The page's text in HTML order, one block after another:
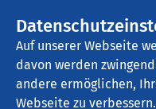
Auf unserer Webseite
davon werden
andere ermöglichen,
Webseite zu verbessern.
AMEOS Klinikum St.